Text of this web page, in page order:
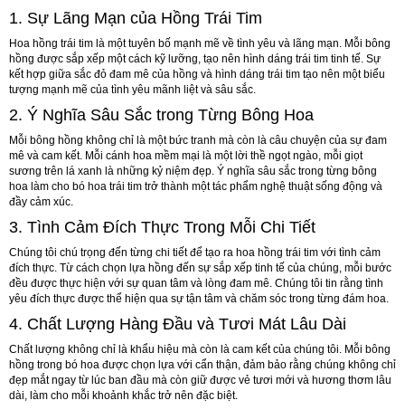
1. Sự Lãng Mạn của Hồng Trái Tim
Hoa hồng trái tim là một tuyên bố mạnh mẽ về tình yêu và lãng mạn. Mỗi bông
hồng được sắp xếp một cách kỹ lưỡng, tạo nên hình dáng trái tim tinh tế. Sự
kết hợp giữa sắc đỏ đam mê của hồng và hình dáng trái tim tạo nên một biểu
tượng mạnh mẽ của tình yêu mãnh liệt và sâu sắc.
2. Ý Nghĩa Sâu Sắc trong Từng Bông Hoa
Mỗi bông hồng không chỉ là một bức tranh mà còn là câu chuyện của sự đam
mê và cam kết. Mỗi cánh hoa mềm mại là một lời thề ngọt ngào, mỗi giọt
sương trên lá xanh là những kỷ niệm đẹp. Ý nghĩa sâu sắc trong từng bông
hoa làm cho bó hoa trái tim trở thành một tác phẩm nghệ thuật sống động và
đầy cảm xúc.
3. Tình Cảm Đích Thực Trong Mỗi Chi Tiết
Chúng tôi chú trọng đến từng chi tiết để tạo ra hoa hồng trái tim với tình cảm
đích thực. Từ cách chọn lựa hồng đến sự sắp xếp tinh tế của chúng, mỗi bước
đều được thực hiện với sự quan tâm và lòng đam mê. Chúng tôi tin rằng tình
yêu đích thực được thể hiện qua sự tận tâm và chăm sóc trong từng đám hoa.
4. Chất Lượng Hàng Đầu và Tươi Mát Lâu Dài
Chất lượng không chỉ là khẩu hiệu mà còn là cam kết của chúng tôi. Mỗi bông
hồng trong bó hoa được chọn lựa với cẩn thận, đảm bảo rằng chúng không chỉ
đẹp mắt ngay từ lúc ban đầu mà còn giữ được vẻ tươi mới và hương thơm lâu
dài, làm cho mỗi khoảnh khắc trở nên đặc biệt.